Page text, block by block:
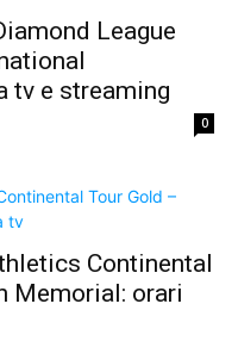
League
tv e streaming
0
Continental
Memorial: orari